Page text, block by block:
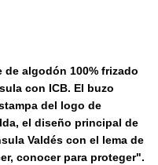
algodón 100% frizado
con ICB. El buzo
del logo de
el diseño principal de
Valdés con el lema de
conocer para proteger".